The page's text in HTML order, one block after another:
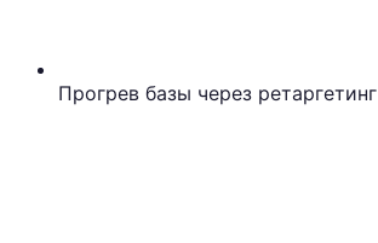
Прогрев базы через ретаргетинг